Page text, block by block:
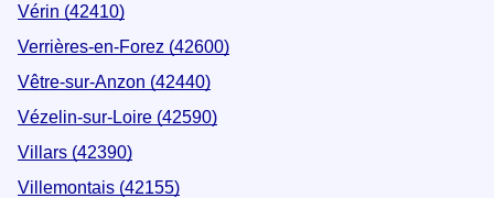
Vérin (42410)
Verrières-en-Forez (42600)
Vêtre-sur-Anzon (42440)
Vézelin-sur-Loire (42590)
Villars (42390)
Villemontais (42155)